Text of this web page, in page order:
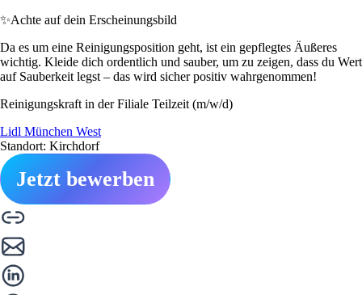
✨Achte auf dein Erscheinungsbild
Da es um eine Reinigungsposition geht, ist ein gepflegtes Äußeres
wichtig. Kleide dich ordentlich und sauber, um zu zeigen, dass du Wert
auf Sauberkeit legst – das wird sicher positiv wahrgenommen!
Reinigungskraft in der Filiale Teilzeit (m/w/d)
Lidl München West
Standort: Kirchdorf
Jetzt bewerben